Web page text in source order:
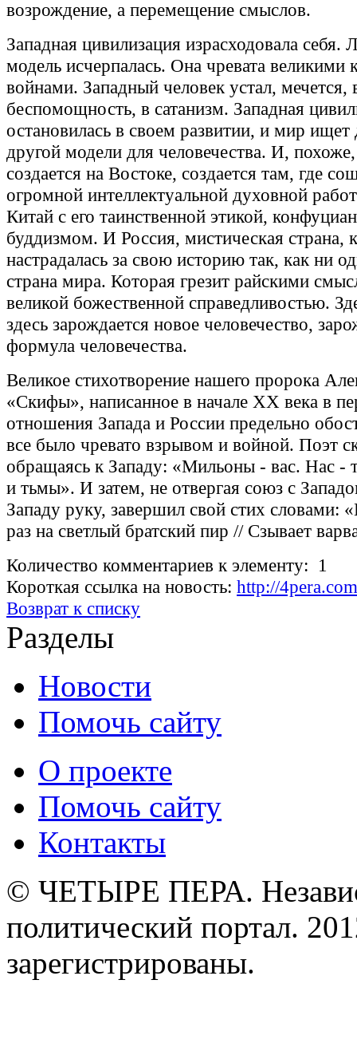
возрождение, а перемещение смыслов.
Западная цивилизация израсходовала себя.
модель исчерпалась. Она чревата великими
войнами. Западный человек устал, мечется,
беспомощность, в сатанизм. Западная
остановилась в своем развитии, и мир
другой модели для человечества. И,
создается на Востоке, создается там, где
огромной интеллектуальной духовной
Китай с его таинственной этикой,
буддизмом. И Россия, мистическая страна,
настрадалась за свою историю так, как ни
страна мира. Которая грезит райскими
великой божественной справедливостью.
здесь зарождается новое человечество,
формула человечества.
Великое стихотворение нашего пророка
«Скифы», написанное в начале XX века в
отношения Запада и России предельно
все было чревато взрывом и войной. Поэт
обращаясь к Западу: «Мильоны - вас. Нас -
и тьмы». И затем, не отвергая союз с
Западу руку, завершил свой стих словами:
раз на светлый братский пир // Сзывает
Количество комментариев к элементу: 1
Короткая ссылка на новость: http://
Возврат к списку
Разделы
Новости
Помочь сайту
О проекте
Помочь сайту
Контакты
© ЧЕТЫРЕ ПЕРА.
политический портал.
зарегистрированы.